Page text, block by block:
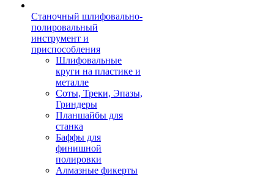
Станочный шлифовально-
полировальный
инструмент и
приспособления
Шлифовальные
круги на пластике и
металле
Соты, Треки, Эпазы,
Гриндеры
Планшайбы для
станка
Баффы для
финишной
полировки
Алмазные фикерты